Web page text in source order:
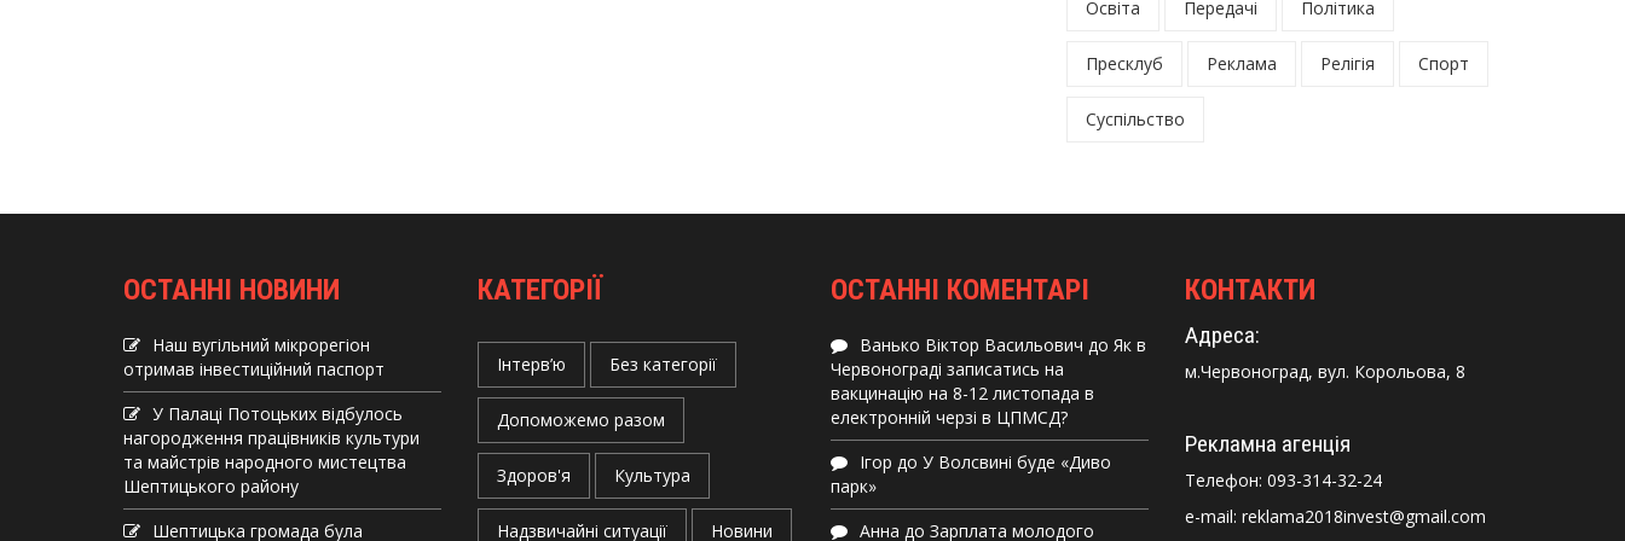
Освіта Передачі Політика
Пресклуб Реклама Релігія Спорт
Суспільство
ОСТАННІ НОВИНИ
Наш вугільний мікрорегіон
отримав інвеcтиційний паспорт
У Палаці Потоцьких відбулось
нагородження працівників культури
та майстрів народного мистецтва
Шептицького району
Шептицька громада була
КАТЕГОРІЇ
Інтерв’ю Без категорії
Допоможемо разом
Здоров'я Культура
Надзвичайні ситуації Новини
ОСТАННІ КОМЕНТАРІ
Ванько Віктор Васильович до Як в
Червонограді записатись на
вакцинацію на 8-12 листопада в
електронній черзі в ЦПМСД?
Ігор до У Волсвині буде «Диво
парк»
Анна до Зарплата молодого
КОНТАКТИ
Адреса:
м.Червоноград, вул. Корольова, 8
Рекламна агенція
Телефон: 093-314-32-24
e-mail: reklama2018invest@gmail.com